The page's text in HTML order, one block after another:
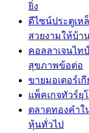
ยิ่ง
ดีไซน์ประตูเห
สวยงามให้บ้า
คอลลาเจนไ
สุขภาพข้อต่อ
ขายมอเตอร์เ
แพ็คเกจทัวร์ยุ
ตลาดทองคำใ
หุ้นทั่วไป